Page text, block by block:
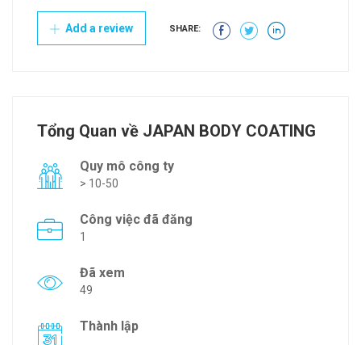
Add a review SHARE:
Tổng Quan về JAPAN BODY COATING
Quy mô công ty
> 10-50
Công việc đã đăng
1
Đã xem
49
Thành lập